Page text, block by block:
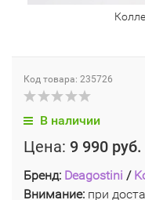
Код товара: 235726
В наличии
Цена: 9 990 руб.
Бренд: Deagostini /
Внимание: при